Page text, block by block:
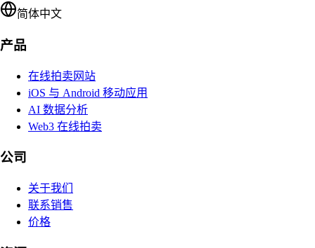
简体中文
产品
在线拍卖网站
iOS 与 Android 移动应用
AI 数据分析
Web3 在线拍卖
公司
关于我们
联系销售
价格